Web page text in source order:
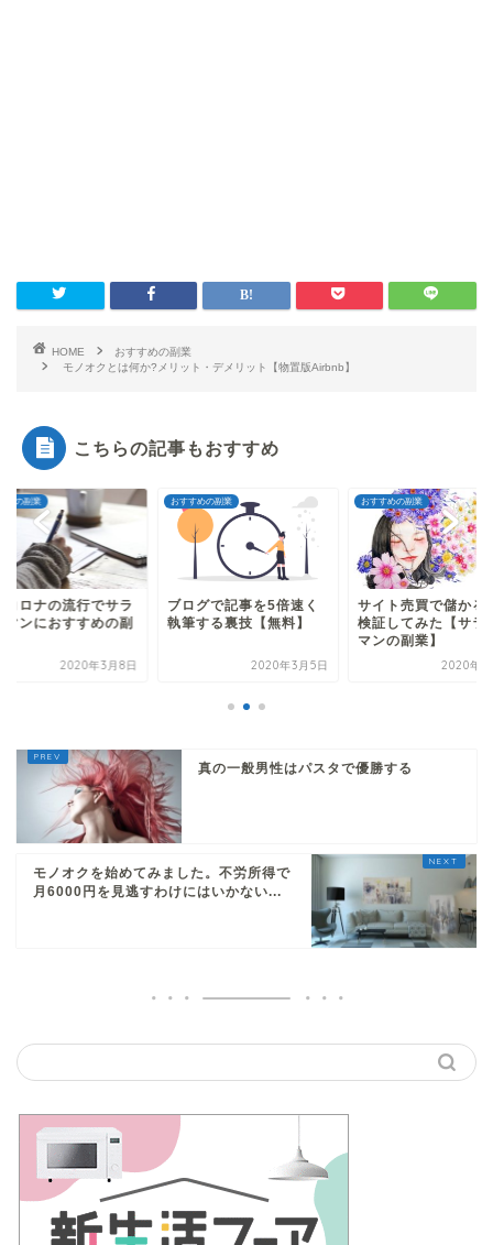
HOME
おすすめの副業
モノオクとは何か?メリット・デメリット【物置版Airbnb】
こちらの記事もおすすめ
ラ
副
おすすめの副業
ブログで記事を5倍速く
執筆する裏技【無料】
おすすめの副業
サイト売買で儲かるのか
検証してみた【サラリー
おすすめの
新型コ
リーマ
真の一般男性はパスタで優勝する
モノオクを始めてみました。不労所得で
月6000円を見逃すわけにはいかない...